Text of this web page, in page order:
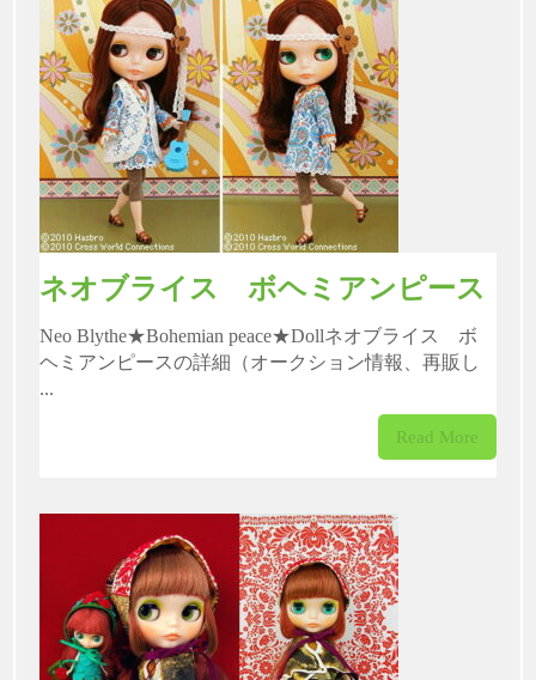
ネオブライス ボヘミアンピース
Neo Blythe★Bohemian peace★Dollネオブライス ボ
ヘミアンピースの詳細（オークション情報、再販し
...
Read More